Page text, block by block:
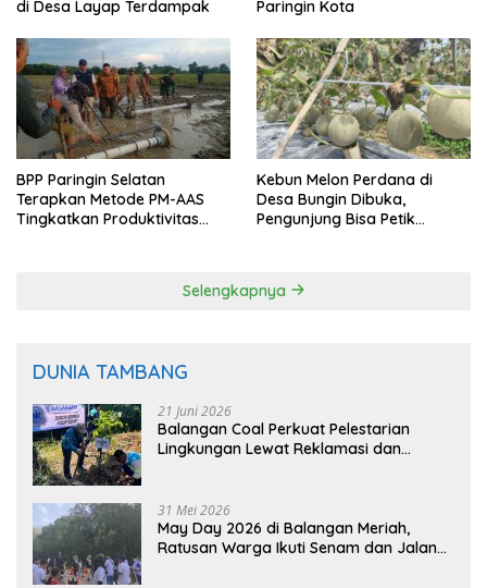
di Desa Layap Terdampak
Paringin Kota
BPP Paringin Selatan
Terapkan Metode PM-AAS
Tingkatkan Produktivitas
Kebun Melon Perdana di
Desa Bungin Dibuka,
Pengunjung Bisa Petik
Selengkapnya
DUNIA TAMBANG
21 Juni 2026
Balangan Coal Perkuat Pelestarian
Lingkungan Lewat Reklamasi dan
31 Mei 2026
May Day 2026 di Balangan Meriah,
Ratusan Warga Ikuti Senam dan Jalan